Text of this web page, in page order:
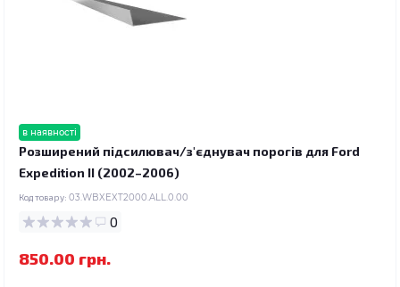
в наявності
Розширений підсилювач/з'єднувач порогів для Ford
Expedition II (2002–2006)
Код товару: 03.WBXEXT2000.ALL.0.00
0
850.00 грн.